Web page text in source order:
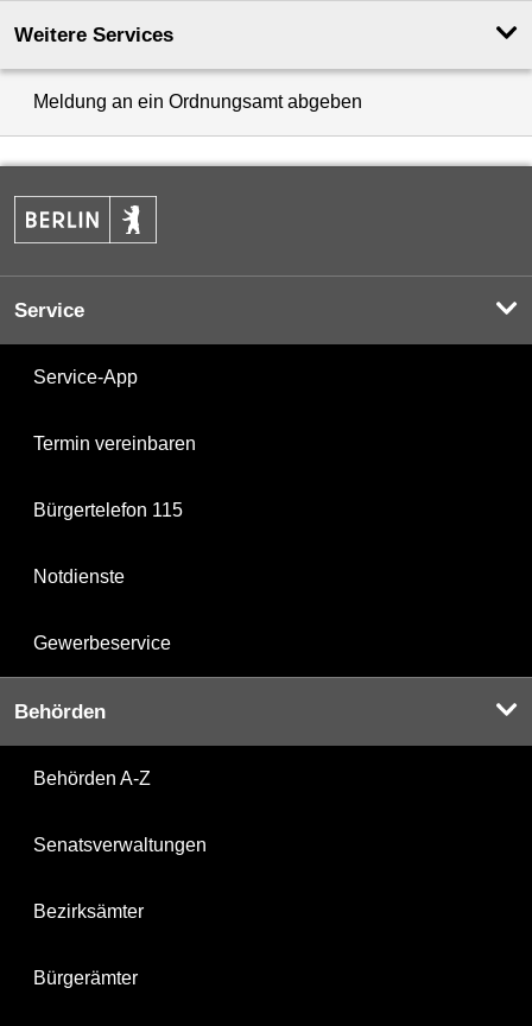
Weitere Services
Meldung an ein Ordnungsamt abgeben
Service
Service-App
Termin vereinbaren
Bürgertelefon 115
Notdienste
Gewerbeservice
Behörden
Behörden A-Z
Senatsverwaltungen
Bezirksämter
Bürgerämter